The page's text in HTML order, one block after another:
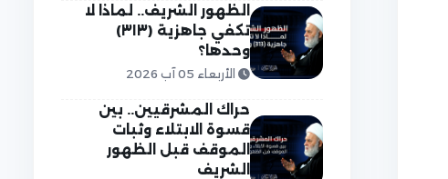
الظهور الشريف.. لماذا لا
تكفي جاهزية (٣١٣)
وحدها؟
الأربعاء 05 آب 2026
حراك المشرقيين.. بين
قسوة الابتلاء وثبات
الموقف قبل الظهور
الشريف